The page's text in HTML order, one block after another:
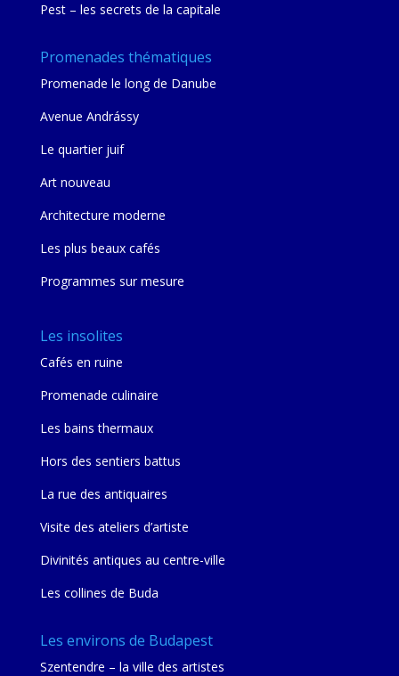
Pest – les secrets de la capitale
Promenades thématiques
Promenade le long de Danube
Avenue Andrássy
Le quartier juif
Art nouveau
Architecture moderne
Les plus beaux cafés
Programmes sur mesure
Les insolites
Cafés en ruine
Promenade culinaire
Les bains thermaux
Hors des sentiers battus
La rue des antiquaires
Visite des ateliers d’artiste
Divinités antiques au centre-ville
Les collines de Buda
Les environs de Budapest
Szentendre – la ville des artistes